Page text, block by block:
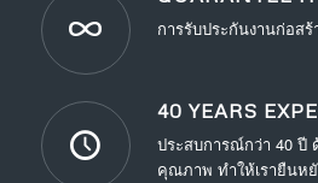
การรับประกันงานก่อสร้
40 YEARS
ประสบการณ์กว่า 40 ปี
คุณภาพ ทำให้เรายืนห